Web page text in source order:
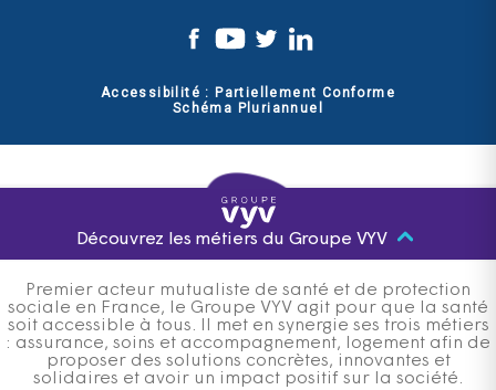
Accessibilité : Partiellement Conforme
Schéma Pluriannuel
Découvrez les métiers du Groupe VYV
Premier acteur mutualiste de santé et de protection
sociale en France, le Groupe VYV agit pour que la santé
soit accessible à tous. Il met en synergie ses trois métiers
: assurance, soins et accompagnement, logement afin de
proposer des solutions concrètes, innovantes et
solidaires et avoir un impact positif sur la société.